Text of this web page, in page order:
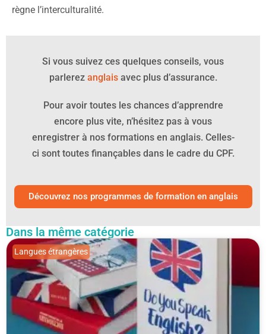
règne l’interculturalité.
Si vous suivez ces quelques conseils, vous
parlerez anglaisavec plus d’assurance.
Pour avoir toutes les chances d’apprendre
encore plus vite, n’hésitez pas à vous
enregistrer à nos formations en anglais. Celles-
ci sont toutes finançables dans le cadre du CPF.
Découvrez nos programmes de formation en anglais
Dans la même catégorie
Langues étrangères